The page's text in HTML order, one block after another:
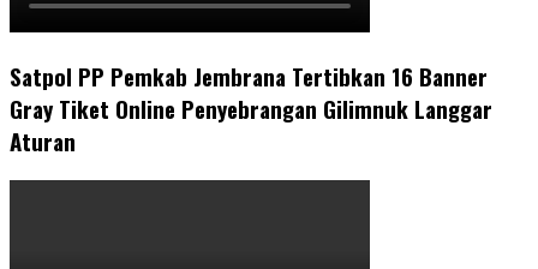
Satpol PP Pemkab Jembrana Tertibkan 16 Banner
Gray Tiket Online Penyebrangan Gilimnuk Langgar
Aturan